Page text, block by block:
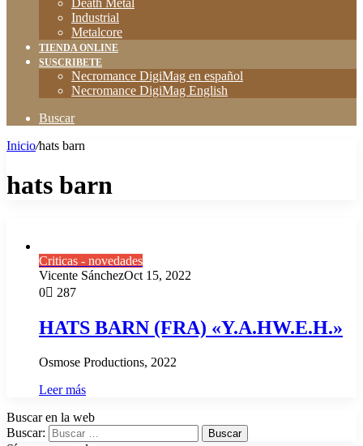
Death Metal
Industrial
Metalcore
TIENDA ONLINE
SUSCRIBETE
Necromance DigiMag en español
Necromance DigiMag English
Buscar
Inicio/hats barn
hats barn
Criticas - novedades
Vicente SánchezOct 15, 2022
0
287
HATS BARN (FRA) «Y.A.HW.E.H.»
Osmose Productions, 2022
Leer más
Buscar en la web
Buscar: